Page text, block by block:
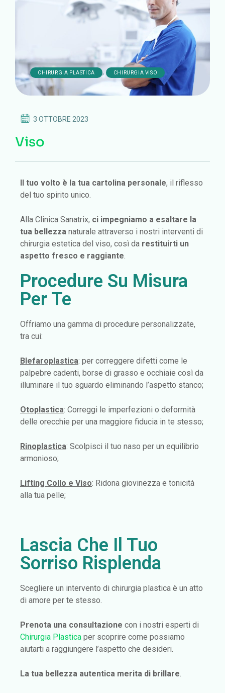
CHIRURGIA PLASTICA , CHIRURGIA VISO
3 OTTOBRE 2023
Viso
Il tuo volto è la tua cartolina personale, il riflesso
del tuo spirito unico.
Alla Clinica Sanatrix, ci impegniamo a esaltare la
tua bellezza naturale attraverso i nostri interventi di
chirurgia estetica del viso, così da restituirti un
aspetto fresco e raggiante.
Procedure Su Misura
Per Te
Offriamo una gamma di procedure personalizzate,
tra cui:
Blefaroplastica: per correggere difetti come le
palpebre cadenti, borse di grasso e occhiaie così da
illuminare il tuo sguardo eliminando l’aspetto stanco;
Otoplastica: Correggi le imperfezioni o deformità
delle orecchie per una maggiore fiducia in te stesso;
Rinoplastica: Scolpisci il tuo naso per un equilibrio
armonioso;
Lifting Collo e Viso: Ridona giovinezza e tonicità
alla tua pelle;
Lascia Che Il Tuo
Sorriso Risplenda
Scegliere un intervento di chirurgia plastica è un atto
di amore per te stesso.
Prenota una consultazione con i nostri esperti di
Chirurgia Plastica per scoprire come possiamo
aiutarti a raggiungere l’aspetto che desideri.
La tua bellezza autentica merita di brillare.